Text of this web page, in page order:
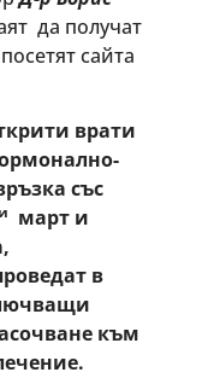
да получат
сайта
врати
със
март и
в
към